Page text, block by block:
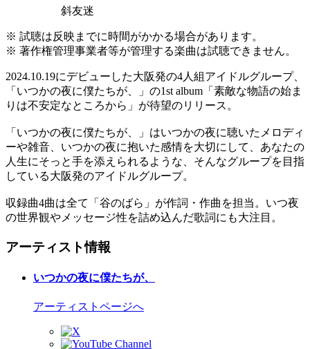
斜友迷
※ 試聴は反映までに時間がかかる場合があります。
※ 著作権管理事業者等が管理する楽曲は試聴できません。
2024.10.19にデビューした大阪発の4人組アイドルグループ、
「いつかの夜に僕たちが、」の1st album「素敵な物語の始ま
りは不安定なところから」が待望のリリース。
「いつかの夜に僕たちが、」はいつかの夜に聴いたメロディ
ーや雑音、いつかの夜に抱いた感情を大切にして、あなたの
人生にそっと手を添えられるような、そんなグループを目指
している大阪発のアイドルグループ。
収録曲4曲は全て「谷のばら」が作詞・作曲を担当。いつ夜
の世界観やメッセージ性を詰め込んだ歌詞にも大注目。
アーティスト情報
いつかの夜に僕たちが、
アーティストページへ